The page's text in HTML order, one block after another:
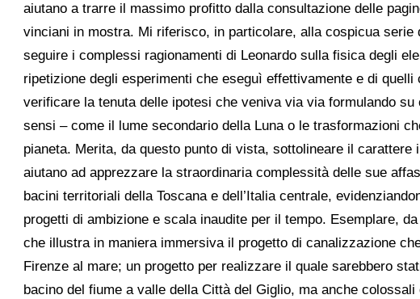
aiutano a trarre il massimo profitto dalla consultazione delle
vinciani in mostra. Mi riferisco, in particolare, alla cospicua serie
seguire i complessi ragionamenti di Leonardo sulla fisica degli
ripetizione degli esperimenti che eseguì effettivamente e di
verificare la tenuta delle ipotesi che veniva via via formulando
sensi – come il lume secondario della Luna o le trasformazioni
pianeta. Merita, da questo punto di vista, sottolineare il
aiutano ad apprezzare la straordinaria complessità delle sue
bacini territoriali della Toscana e dell’Italia centrale,
progetti di ambizione e scala inaudite per il tempo. Esemplare,
che illustra in maniera immersiva il progetto di canalizzazione
Firenze al mare; un progetto per realizzare il quale sarebbero
bacino del fiume a valle della Città del Giglio, ma anche